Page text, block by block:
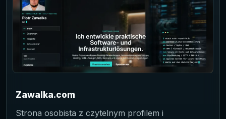
Zawalka.com
Strona osobista z czytelnym profilem i